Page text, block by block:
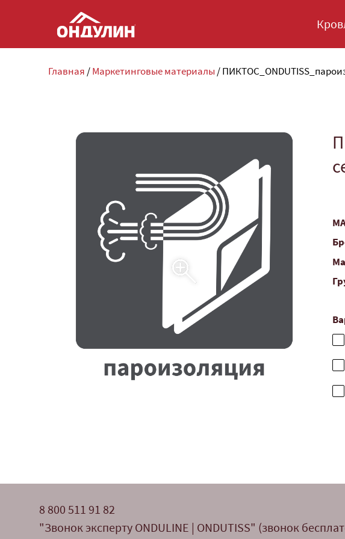
Главная / Маркетинговые материалы /
8 800 511 91 82
"Звонок эксперту ONDULINE | ONDUTISS" (звонок